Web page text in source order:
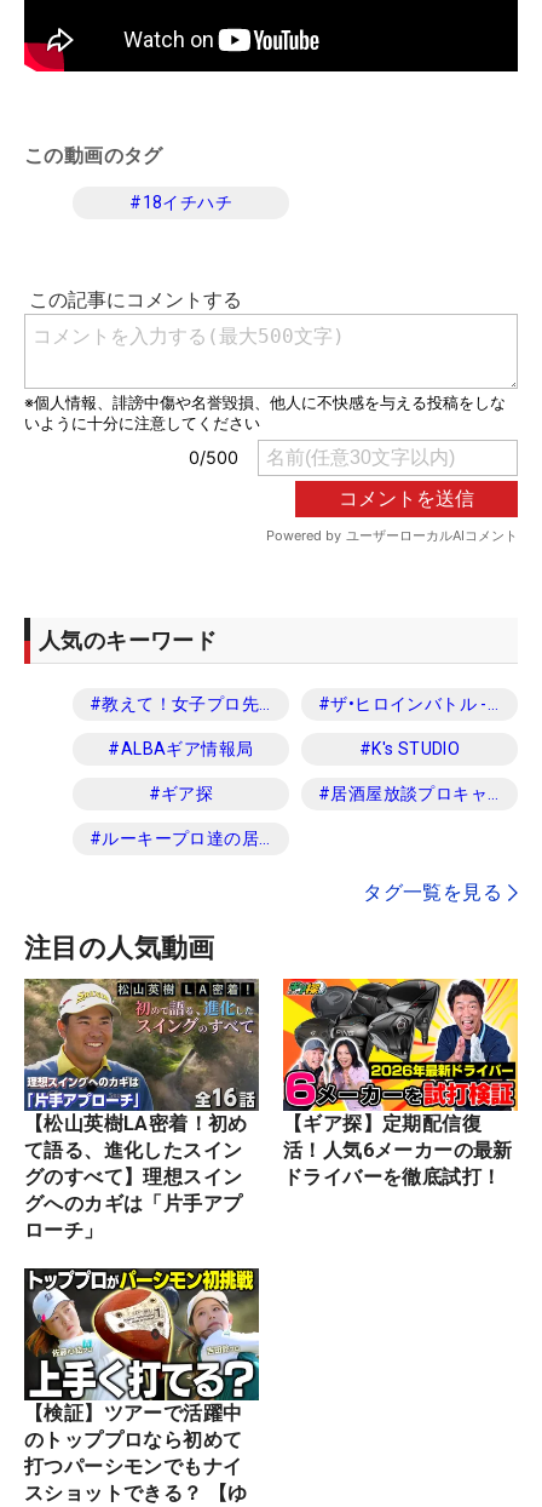
この動画のタグ
#18イチハチ
注目の人気動画
【松山英樹LA密着！初め
て語る、進化したスイン
グのすべて】理想スイン
グへのカギは「片手アプ
ローチ」
【ギア探】定期配信復
活！人気6メーカーの最新
ドライバーを徹底試打！
【検証】ツアーで活躍中
のトッププロなら初めて
打つパーシモンでもナイ
スショットできる？ 【ゆ
人気のキーワード
#教えて！女子プロ先生 #ザ•ヒロインバトル -NEXT BACK 9-
#ALBAギア情報局 #K's STUDIO
#ギア探 #居酒屋放談プロキャディ編
#ルーキープロ達の居酒屋放談
タグ一覧を見る